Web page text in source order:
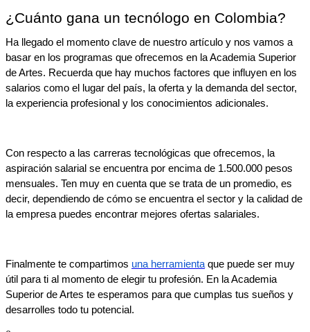
¿Cuánto gana un tecnólogo en Colombia?
Ha llegado el momento clave de nuestro artículo y nos vamos a
basar en los programas que ofrecemos en la Academia Superior
de Artes. Recuerda que hay muchos factores que influyen en los
salarios como el lugar del país, la oferta y la demanda del sector,
la experiencia profesional y los conocimientos adicionales.
Con respecto a las carreras tecnológicas que ofrecemos, la
aspiración salarial se encuentra por encima de 1.500.000 pesos
mensuales. Ten muy en cuenta que se trata de un promedio, es
decir, dependiendo de cómo se encuentra el sector y la calidad de
la empresa puedes encontrar mejores ofertas salariales.
Finalmente te compartimos una herramienta que puede ser muy
útil para ti al momento de elegir tu profesión. En la Academia
Superior de Artes te esperamos para que cumplas tus sueños y
desarrolles todo tu potencial.